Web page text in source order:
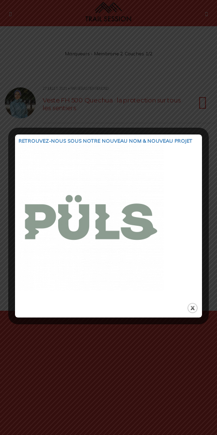
Marqueurs › Membrane 2 Couches 1/2
27 JUILLET 2021 • PAR SÉBASTIEN RÉMOND
Veste FH 500 Quechua : la protection sur tous
les sentiers
RETROUVEZ-NOUS SOUS NOTRE NOUVEAU NOM & NOUVEAU PROJET